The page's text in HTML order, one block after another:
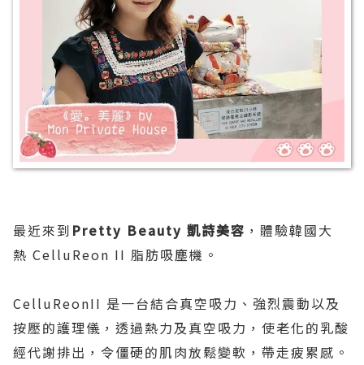
最近來到 Pretty Beauty 凱詩美容 ，體驗韓國大
熱 CelluReon II 脂肪吸塵機。
CelluReonII 是一台結合真空吸力、強烈震動以及
按壓的護理儀，透過熱力及真空吸力，使老化的乳酸
經代謝排出，令僵硬的肌肉放鬆變軟，帶走疲累感。